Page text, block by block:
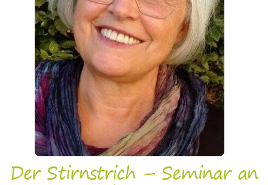
Der Stirnstrich – Seminar an